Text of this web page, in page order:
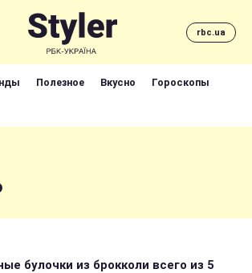
rbc.ua
Полезное Вкусно Гороскопы
булочки из брокколи всего из 5